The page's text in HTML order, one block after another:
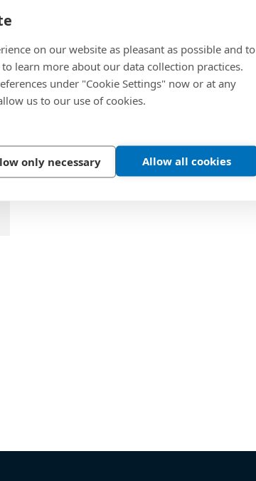
on our website as pleasant as possible and to
learn more about our data collection practices.
under "Cookie Settings" now or at any
us to our use of cookies.
only necessary Allow all cookies